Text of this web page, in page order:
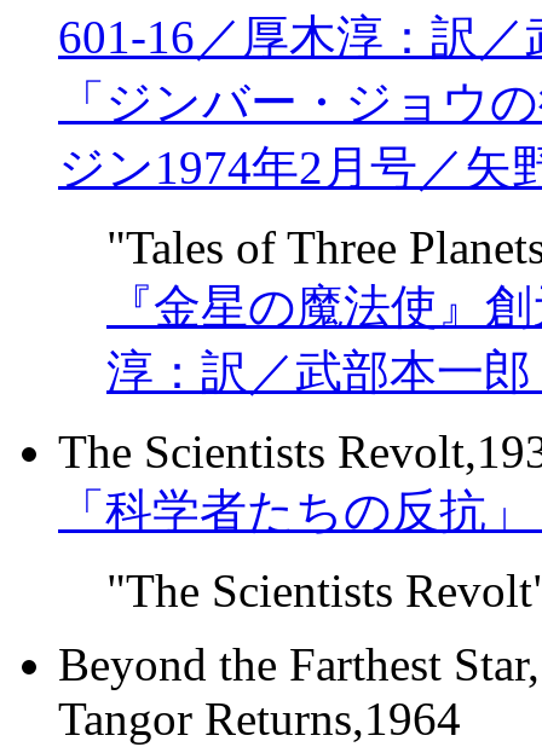
601-16／厚木淳：訳
「ジンバー・ジョウ
ジン1974年2月号／矢
"Tales of Three
『金星の魔法使』
淳：訳／武部本一
The Scientists
「科学者たちの反抗
"The Scientists
Beyond the Farthest
Tangor Returns,1964